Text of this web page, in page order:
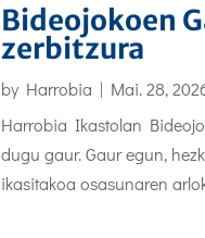
Bideojokoen
zerbitzura
by Harrobia | Mai. 28,
Harrobia Ikastolan
dugu gaur. Gaur egun,
ikasitakoa osasunaren